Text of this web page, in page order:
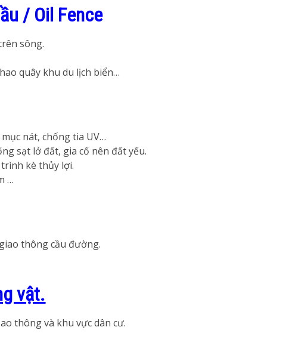
/ Oil Fence
sông.
quây khu du lịch biển…
nát, chống tia UV…
sạt lở đất, gia cố nên đất yếu.
kè thủy lợi.
…
thông cầu đường.
vật.
thông và khu vực dân cư.